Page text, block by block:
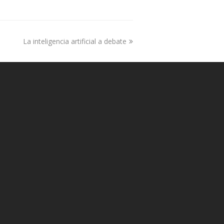
La inteligencia artificial a debate